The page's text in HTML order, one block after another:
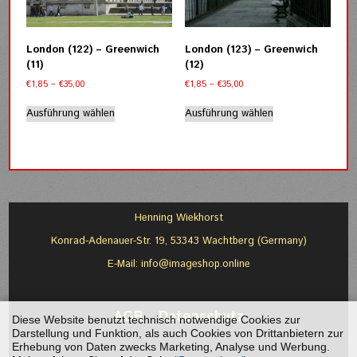
können
auf
Produktseite
London (122) – Greenwich
(11)
€1,85 –€35,00Preisspanne:
bis
€35,00
Ausführung wählen
Dieses
Produkt
Varianten
Optionen
auf
der
werden
London (123) – Greenwich
(12)
€1,85 – €35,00Preisspanne:
bis
€35,00
Ausführung wählen
Dieses
Produkt
Varianten
auf
Henning Wiekhorst
Konrad-Adenauer-Str. 19, 53343 Wachtberg (Germany)
E-Mail: info@imageshop.online
AGB-Datenschutz
Diese Website benutzt technisch notwendige Cookies zur
Darstellung und Funktion, als auch Cookies von Drittanbietern zur
Erhebung von Daten zwecks Marketing, Analyse und Werbung.